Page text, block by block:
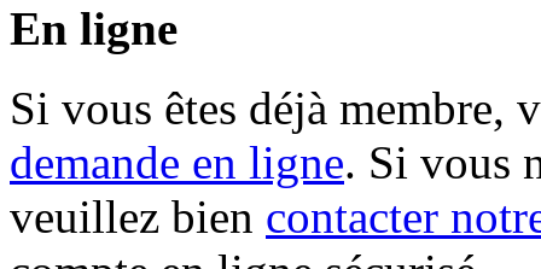
En ligne
Si vous êtes déjà
demande en ligne. Si vous
veuillez bien contacter